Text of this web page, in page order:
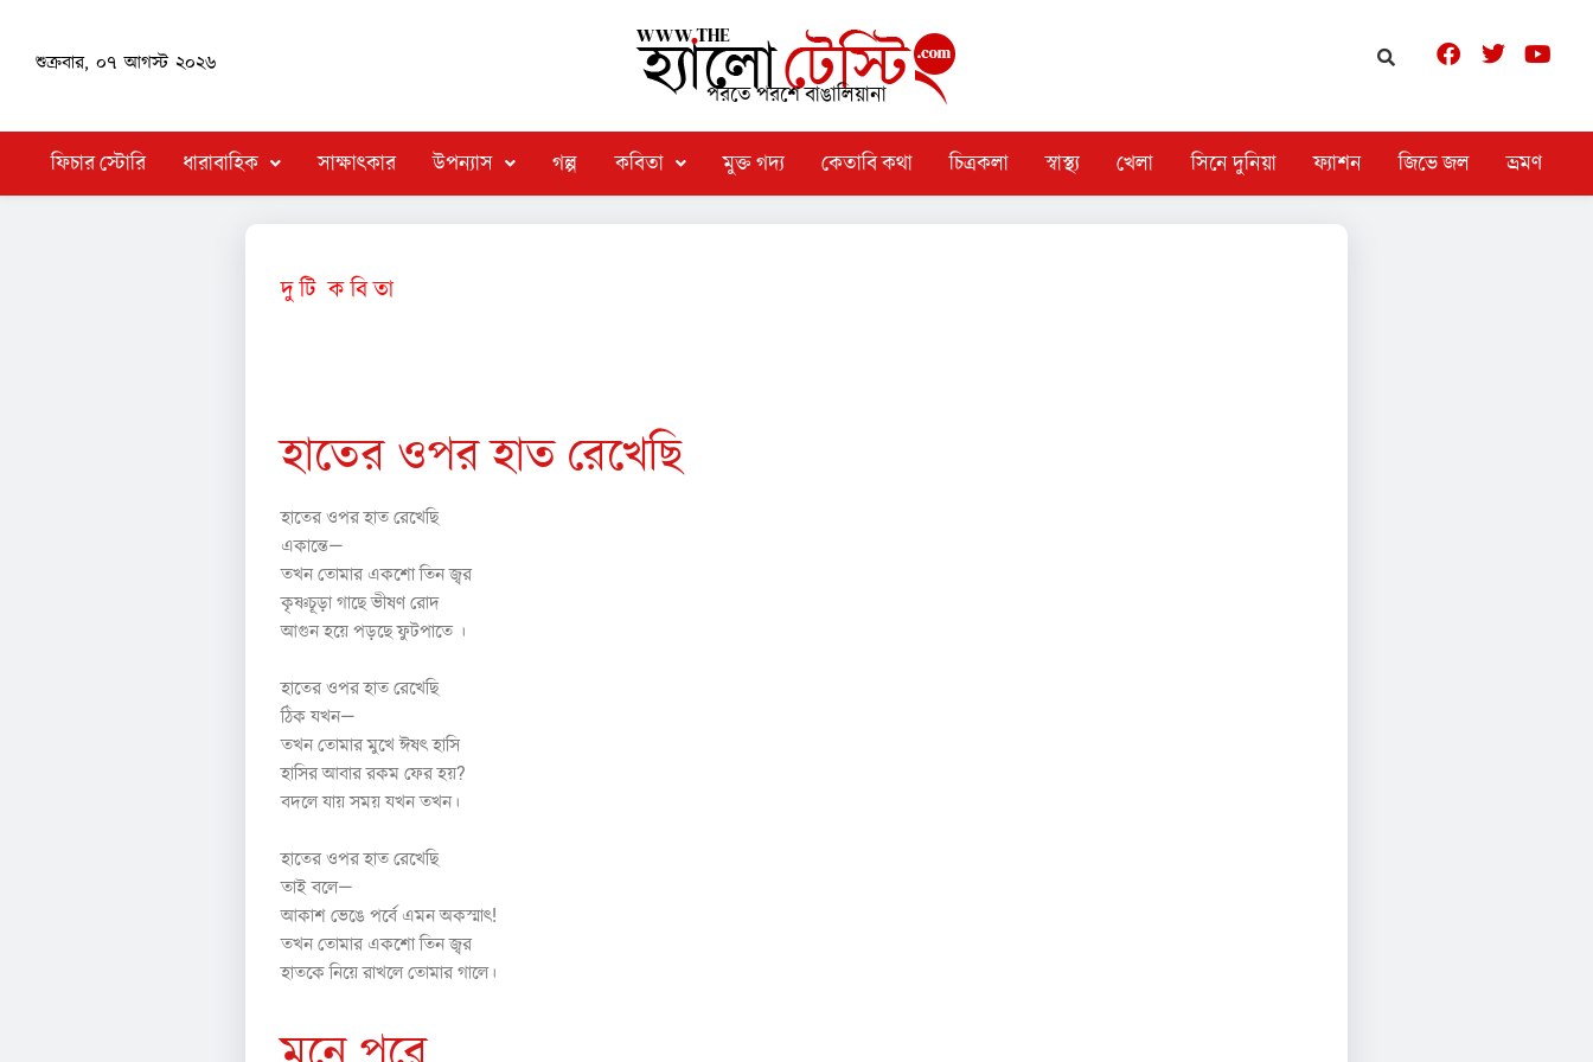
শুক্রবার, ০৭ আগস্ট ২০২৬
পরতে পরশে বাঙালিয়ানা
ফিচার স্টোরি ধারাবাহিক সাক্ষাৎকার উপন্যাস গল্প কবিতা মুক্ত গদ্য কেতাবি কথা চিত্রকলা স্বাস্থ্য খেলা সিনে দুনিয়া ফ্যাশন জিভে জল ভ্রমণ
দু টি ক বি তা
হাতের ওপর হাত রেখেছি
হাতের ওপর হাত রেখেছি
একান্তে—
তখন তোমার একশো তিন জ্বর
কৃষ্ণচূড়া গাছে ভীষণ রোদ
আগুন হয়ে পড়ছে ফুটপাতে ।
হাতের ওপর হাত রেখেছি
ঠিক যখন—
তখন তোমার মুখে ঈষৎ হাসি
হাসির আবার রকম ফের হয়?
বদলে যায় সময় যখন তখন।
হাতের ওপর হাত রেখেছি
তাই বলে—
আকাশ ভেঙে পর্বে এমন অকস্মাৎ!
তখন তোমার একশো তিন জ্বর
হাতকে নিয়ে রাখলে তোমার গালে।